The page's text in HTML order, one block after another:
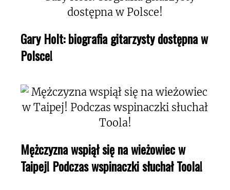
Gary Holt: biografia gitarzysty dostępna w
Polsce!
Mężczyzna wspiął się na wieżowiec w
Taipej! Podczas wspinaczki słuchał Toola!